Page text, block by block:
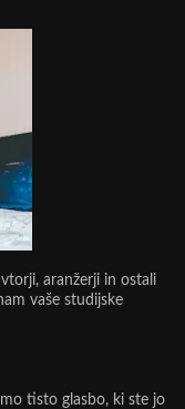
aranžerji in ostali
vaše studijske
tisto glasbo, ki ste jo